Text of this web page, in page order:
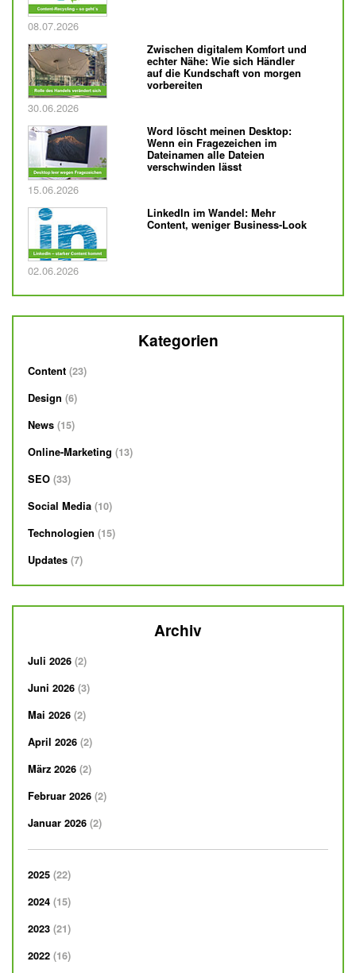
Veröffentlicht am
08.07.2026
Zwischen digitalem Komfort und
echter Nähe: Wie sich Händler
auf die Kundschaft von morgen
vorbereiten
Veröffentlicht am
30.06.2026
Word löscht meinen Desktop:
Wenn ein Fragezeichen im
Dateinamen alle Dateien
verschwinden lässt
Veröffentlicht am
15.06.2026
LinkedIn im Wandel: Mehr
Content, weniger Business-Look
Veröffentlicht am
02.06.2026
Kategorien
Content 23
Design 6
News 15
Online-Marketing 13
SEO 33
Social Media 10
Technologien 15
Updates 7
Archiv
Juli 2026 2
Juni 2026 3
Mai 2026 2
April 2026 2
März 2026 2
Februar 2026 2
Januar 2026 2
2025 22
2024 15
2023 21
2022 16